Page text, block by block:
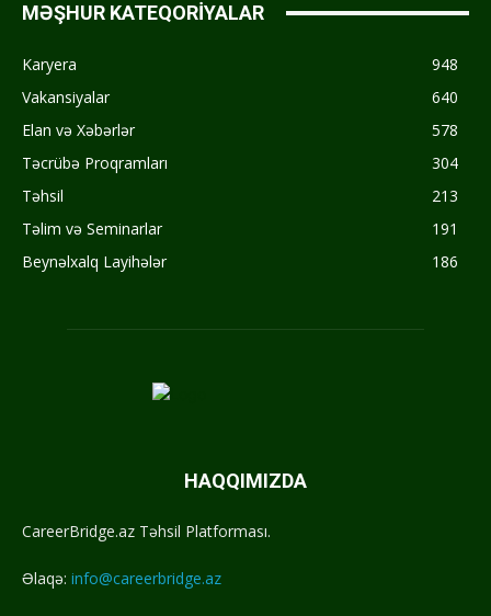
MƏŞHUR KATEQORİYALAR
Karyera
948
Vakansiyalar
640
Elan və Xəbərlər
578
Təcrübə Proqramları
304
Təhsil
213
Təlim və Seminarlar
191
Beynəlxalq Layihələr
186
HAQQIMIZDA
CareerBridge.az Təhsil Platforması.
Əlaqə: info@careerbridge.az